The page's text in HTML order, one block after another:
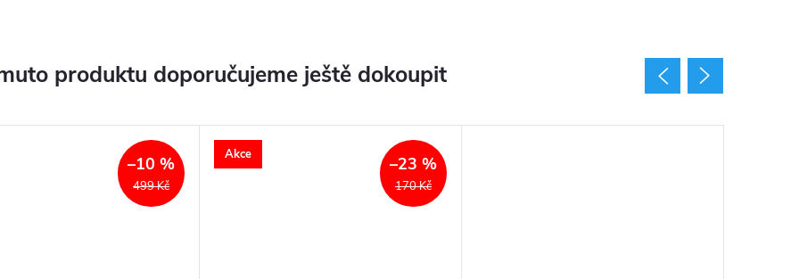
produktu doporučujeme ještě dokoupit
499 Kč
–10 % Akce
170 Kč
–23 %